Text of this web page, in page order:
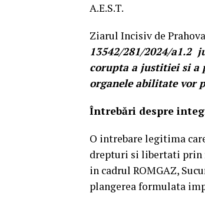
A.E.S.T.
Ziarul Incisiv de
13542/281/2024/a1.2
corupta a justitiei si a
organele abilitate vor
Întrebări despre
O intrebare legitima
drepturi si libertati prin
in cadrul ROMGAZ,
plangerea formulata